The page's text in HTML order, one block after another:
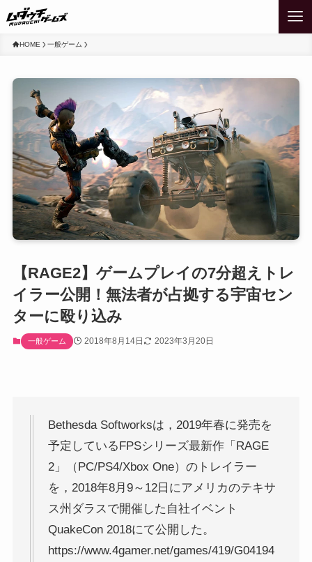
HOME 一般ゲーム
【RAGE2】ゲームプレイの7分超えトレ
イラー公開！無法者が占拠する宇宙セン
ターに殴り込み
一般ゲーム 2018年8月14日 2023年3月20日
Bethesda Softworksは，2019年春に発売を
予定しているFPSシリーズ最新作「RAGE
2」（PC/PS4/Xbox One）のトレイラー
を，2018年8月9～12日にアメリカのテキサ
ス州ダラスで開催した自社イベント
QuakeCon 2018にて公開した。
https://www.4gamer.net/games/419/G04194